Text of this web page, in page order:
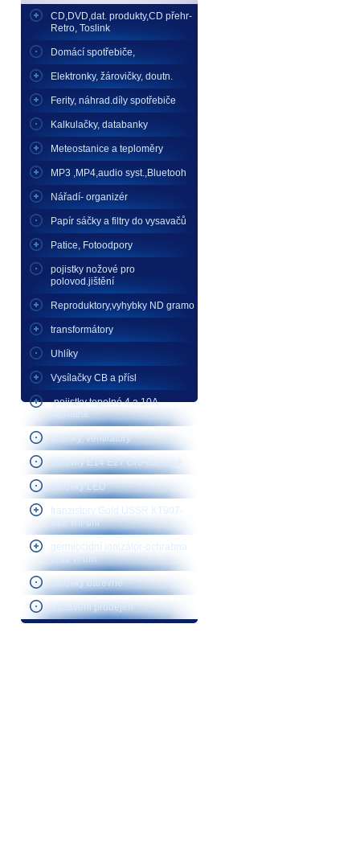
CD,DVD,dat. produkty,CD přehr-
Retro, Toslink
Domácí spotřebiče,
Elektronky, žárovičky, doutn.
Ferity, náhrad.díly spotřebiče
Kalkulačky, databanky
Meteostanice a teploměry
MP3 ,MP4,audio syst.,Bluetooh
Nářadí- organizér
Papír sáčky a filtry do vysavačů
Patice, Fotoodpory
pojistky nožové pro
polovod.jištění
Reproduktory,vyhybky ND gramo
transformátory
Uhlíky
Vysílačky CB a přísl
-pojistky tepelné 4 a 10A
nevratné
sirenky, ventilátory
žárovky E14 E27 čiré-barevné
žárovky LED
tranzistory Gold USSR KT907-
922 vhf-uhf
germiocidní ionizátor-ochrabna
proti virům
žárovky barevné
Vybavení prodejen